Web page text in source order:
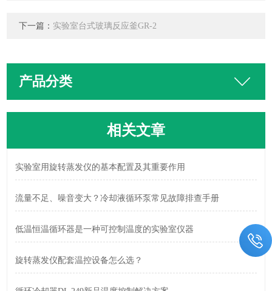
下一篇： 实验室台式玻璃反应釜GR-2
产品分类
相关文章
实验室用旋转蒸发仪的基本配置及其重要作用
流量不足、噪音变大？冷却液循环泵常见故障排查手册
低温恒温循环器是一种可控制温度的实验室仪器
旋转蒸发仪配套温控设备怎么选？